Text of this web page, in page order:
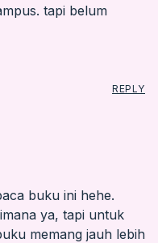
tapi belum
buku ini hehe.
ya, tapi untuk
memang jauh lebih
REPLY